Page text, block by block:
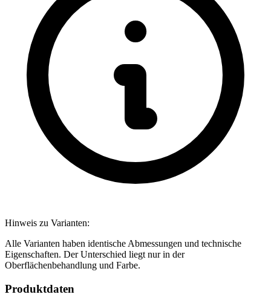
Hinweis zu Varianten:
Alle Varianten haben identische Abmessungen und technische
Eigenschaften. Der Unterschied liegt nur in der
Oberflächenbehandlung und Farbe.
Produktdaten